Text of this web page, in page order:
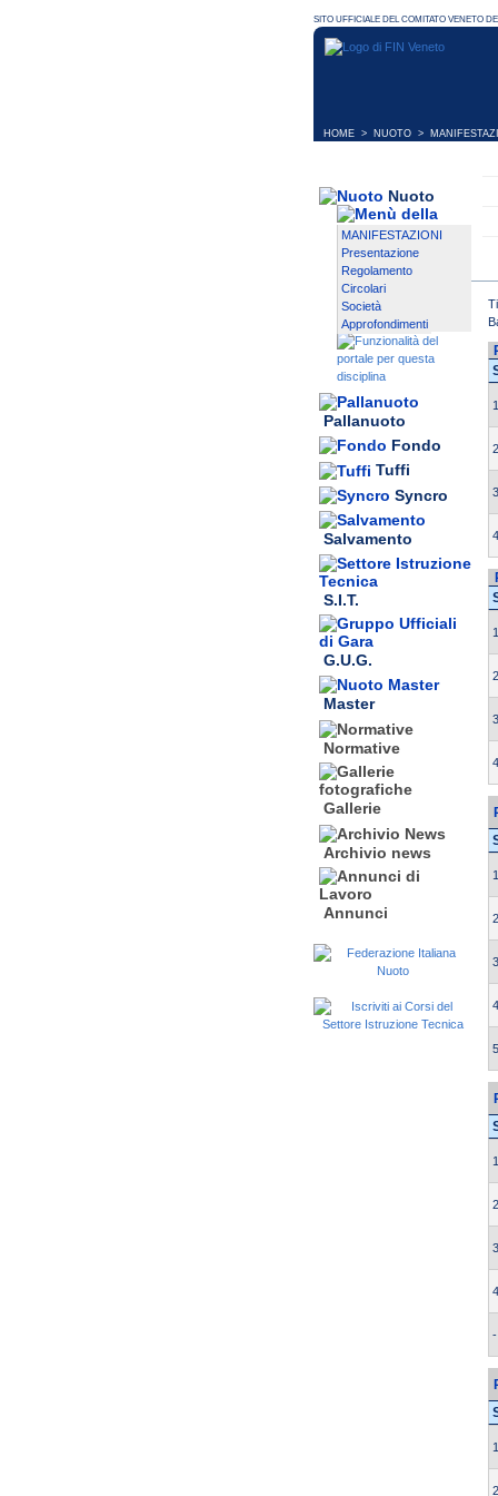
HOME > NUOTO >
Nuoto
MANIFESTAZIONI
Presentazione
Regolamento
Circolari
Società
Approfondimenti
Pallanuoto
Fondo
Tuffi
Syncro
Salvamento
S.I.T.
G.U.G.
Master
Normative
Gallerie
Archivio news
Annunci
-